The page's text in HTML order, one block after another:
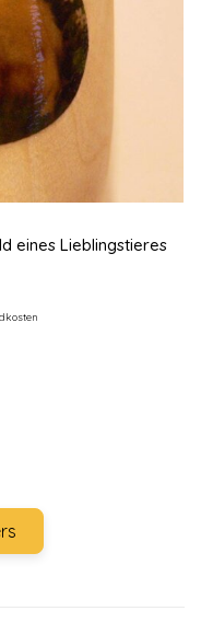
eines Lieblingstieres